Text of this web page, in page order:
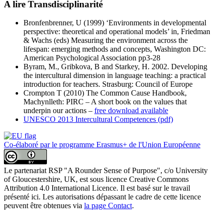
A lire Transdisciplinarité
Bronfenbrenner, U (1999) ‘Environments in developmental
perspective: theoretical and operational models’ in, Friedman
& Wachs (eds) Measuring the environment across the
lifespan: emerging methods and concepts, Washington DC:
American Psychological Association pp3-28
Byram, M., Gribkova, B and Starkey, H. 2002. Developing
the intercultural dimension in language teaching: a practical
introduction for teachers. Strasburg: Council of Europe
Crompton T (2010) The Common Cause Handbook,
Machynlleth: PIRC – A short book on the values that
underpin our actions – free download available
UNESCO 2013 Intercultural Competences (pdf)
Co-élaboré par le programme Erasmus+ de l'Union Européenne
Le partenariat RSP "A Rounder Sense of Purpose", c/o University
of Gloucestershire, UK, est sous licence Creative Commons
Attribution 4.0 International Licence. Il est basé sur le travail
présenté ici. Les autorisations dépassant le cadre de cette licence
peuvent être obtenues via la page Contact.